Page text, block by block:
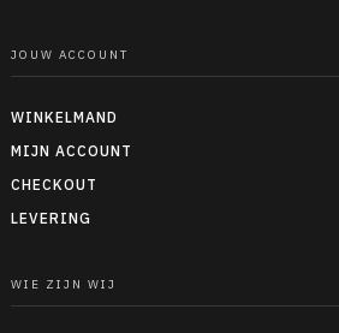
JOUW ACCOUNT
WINKELMAND
MIJN ACCOUNT
CHECKOUT
LEVERING
WIE ZIJN WIJ